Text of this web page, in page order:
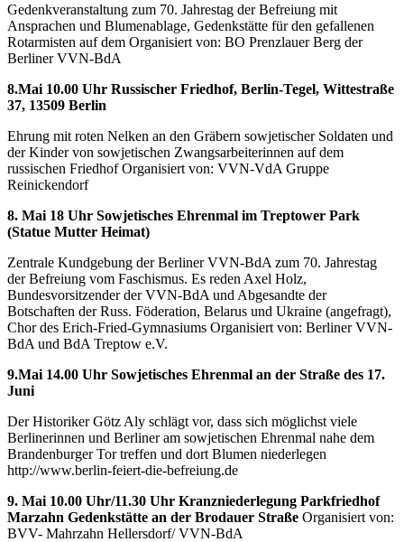
Gedenkveranstaltung zum 70. Jahrestag der Befreiung mit
Ansprachen und Blumenablage, Gedenkstätte für den gefallenen
Rotarmisten auf dem Organisiert von: BO Prenzlauer Berg der
Berliner VVN-BdA
8.Mai 10.00 Uhr Russischer Friedhof, Berlin-Tegel, Wittestraße
37, 13509 Berlin
Ehrung mit roten Nelken an den Gräbern sowjetischer Soldaten und
der Kinder von sowjetischen Zwangsarbeiterinnen auf dem
russischen Friedhof Organisiert von: VVN-VdA Gruppe
Reinickendorf
8. Mai 18 Uhr Sowjetisches Ehrenmal im Treptower Park
(Statue Mutter Heimat)
Zentrale Kundgebung der Berliner VVN-BdA zum 70. Jahrestag
der Befreiung vom Faschismus. Es reden Axel Holz,
Bundesvorsitzender der VVN-BdA und Abgesandte der
Botschaften der Russ. Föderation, Belarus und Ukraine (angefragt),
Chor des Erich-Fried-Gymnasiums Organisiert von: Berliner VVN-
BdA und BdA Treptow e.V.
9.Mai 14.00 Uhr Sowjetisches Ehrenmal an der Straße des 17.
Juni
Der Historiker Götz Aly schlägt vor, dass sich möglichst viele
Berlinerinnen und Berliner am sowjetischen Ehrenmal nahe dem
Brandenburger Tor treffen und dort Blumen niederlegen
http://www.berlin-feiert-die-befreiung.de
9. Mai 10.00 Uhr/11.30 Uhr Kranzniederlegung Parkfriedhof
Marzahn Gedenkstätte an der Brodauer Straße Organisiert von:
BVV- Mahrzahn Hellersdorf/ VVN-BdA